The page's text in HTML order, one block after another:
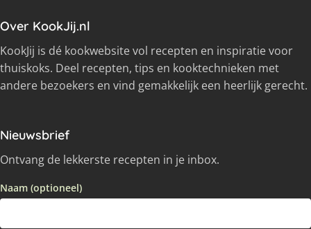
Over KookJij.nl
KookJij is dé kookwebsite vol recepten en inspiratie voor
thuiskoks. Deel recepten, tips en kooktechnieken met
andere bezoekers en vind gemakkelijk een heerlijk gerecht.
Nieuwsbrief
Ontvang de lekkerste recepten in je inbox.
Naam (optioneel)